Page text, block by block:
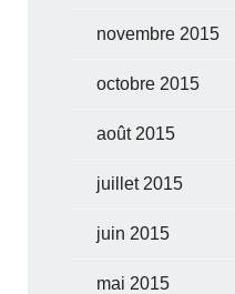
novembre 2015
octobre 2015
août 2015
juillet 2015
juin 2015
mai 2015